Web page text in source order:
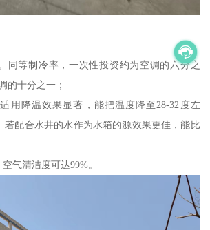
同等制冷率，一次性投资约为空调的六分之
的十分之一；
用降温效果显著，能把温度降至28-32度左
若配合水井的水作为水箱的源效果更佳，能比
气清洁度可达99%。